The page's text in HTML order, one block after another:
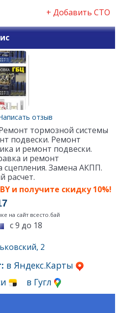
+ Добавить СТО
отзыв
тормозной системы
подвески. Ремонт
и ремонт подвески.
и ремонт
Замена АКПП.
расчет.
и получите скидку 10%!
на сайт всесто.бай
с 9 до 18
2
в Яндекс.Карты
в Гугл